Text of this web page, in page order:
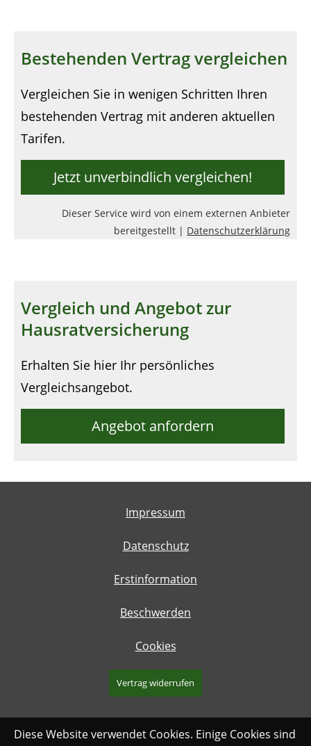
Bestehenden Vertrag vergleichen
Vergleichen Sie in wenigen Schritten Ihren
bestehenden Vertrag mit anderen aktuellen
Tarifen.
Jetzt unverbindlich vergleichen!
Dieser Service wird von einem externen Anbieter
bereitgestellt | Datenschutzerklärung
Vergleich und Angebot zur
Hausratversicherung
Erhalten Sie hier Ihr persönliches
Vergleichsangebot.
Angebot anfordern
Impressum
Datenschutz
Erstinformation
Beschwerden
Cookies
Vertrag widerrufen
Diese Website verwendet Cookies. Einige Cookies sind